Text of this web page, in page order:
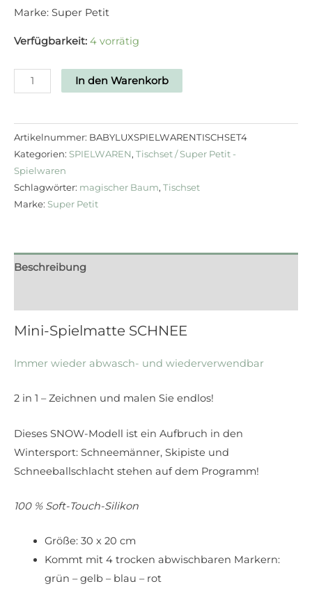
Marke: Super Petit
Verfügbarkeit: 4 vorrätig
In den Warenkorb
Artikelnummer: BABYLUXSPIELWARENTISCHSET4
Kategorien: SPIELWAREN, Tischset / Super Petit -
Spielwaren
Schlagwörter: magischer Baum, Tischset
Marke: Super Petit
Beschreibung
Mini-Spielmatte SCHNEE
Immer wieder abwasch- und wiederverwendbar
2 in 1 – Zeichnen und malen Sie endlos!
Dieses SNOW-Modell ist ein Aufbruch in den
Wintersport: Schneemänner, Skipiste und
Schneeballschlacht stehen auf dem Programm!
100 % Soft-Touch-Silikon
Größe: 30 x 20 cm
Kommt mit 4 trocken abwischbaren Markern:
grün – gelb – blau – rot